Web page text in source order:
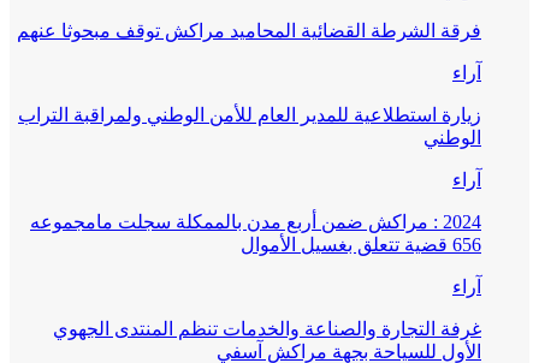
فرقة الشرطة القضائية المحاميد مراكش توقف مبحوثا عنهم
آراء
زيارة استطلاعية للمدير العام للأمن الوطني ولمراقبة التراب
الوطني
آراء
2024 : مراكش ضمن أربع مدن بالممكلة سجلت مامجموعه
656 قضية تتعلق بغسيل الأموال
آراء
غرفة التجارة والصناعة والخدمات تنظم المنتدى الجهوي
الأول للسياحة بجهة مراكش آسفي